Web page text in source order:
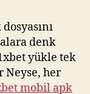
denk
yükle tek
Neyse, her
mobil apk